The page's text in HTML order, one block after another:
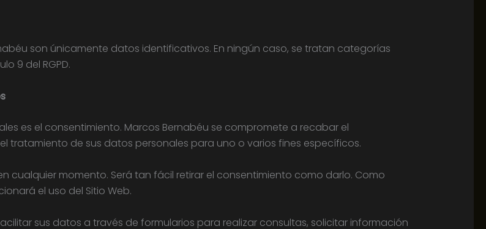
son únicamente datos identificativos. En ningún caso, se tratan categorías
9 del RGPD.
es el consentimiento. Marcos Bernabéu se compromete a recabar el
tratamiento de sus datos personales para uno o varios fines específicos.
cualquier momento. Será tan fácil retirar el consentimiento como darlo. Como
el uso del Sitio Web.
sus datos a través de formularios para realizar consultas, solicitar información